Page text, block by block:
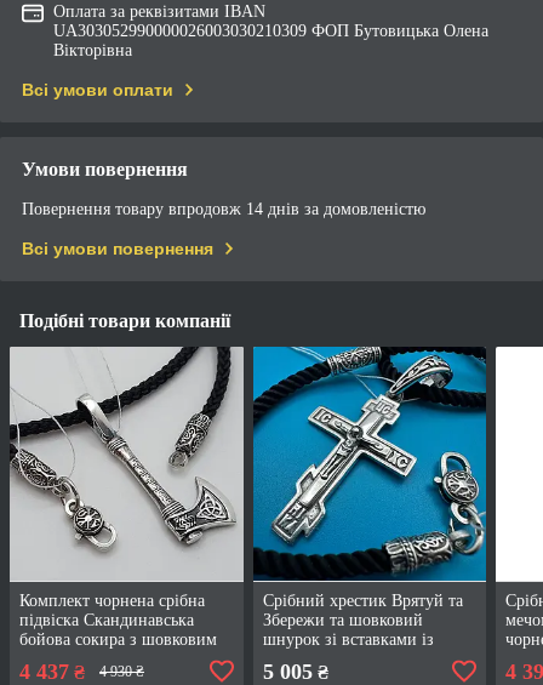
Оплата за реквізитами IBAN
UA303052990000026003030210309 ФОП Бутовицька Олена
Вікторівна
Всі умови оплати
Умови повернення
Повернення товару впродовж 14 днів за домовленістю
Всі умови повернення
Подібні товари компанії
Комплект чорнена срібна
підвіска Скандинавська
бойова сокира з шовковим
4 437 ₴ 4 930 ₴
Срібний хрестик Врятуй та
Збережи та шовковий
шнурок зі вставками із
срібла 925 проба чорніння
5 005₴ 4